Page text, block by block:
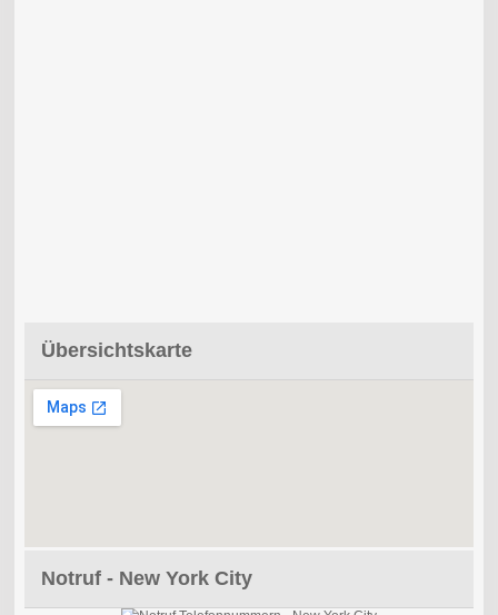
Übersichtskarte
Notruf - New York City